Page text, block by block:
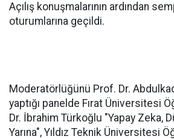
Açılış konuşmalarının ardından
oturumlarına geçildi.
Moderatörlüğünü Prof. Dr.
yaptığı panelde Fırat Üniversitesi
Dr. İbrahim Türkoğlu "Yapay Zeka,
Yarına", Yıldız Teknik Üniversitesi